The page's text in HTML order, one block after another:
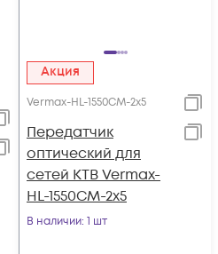
Акция
Vermax-HL-1550CM-2x5
Передатчик
оптический для
сетей КТВ Vermax-
HL-1550CM-2x5
В наличии: 1 шт